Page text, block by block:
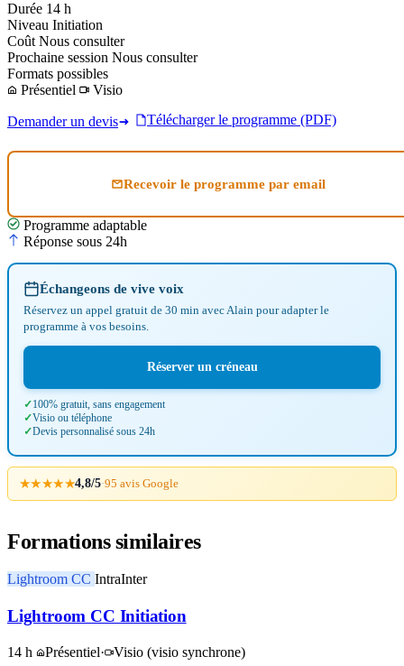
Durée 14 h
Niveau Initiation
Coût Nous consulter
Prochaine session Nous consulter
Formats possibles
Présentiel
Visio
Demander un devis Télécharger le programme (PDF)
Recevoir le programme par email
Programme adaptable
Réponse sous 24h
Échangeons de vive voix
Réservez un appel gratuit de 30 min avec Alain pour adapter le
programme à vos besoins.
Réserver un créneau
100% gratuit, sans engagement
Visio ou téléphone
Devis personnalisé sous 24h
★★★★★4,8/5·95 avis Google
Formations similaires
Lightroom CC IntraInter
Lightroom CC Initiation
14 h Présentiel· Visio (visio synchrone)